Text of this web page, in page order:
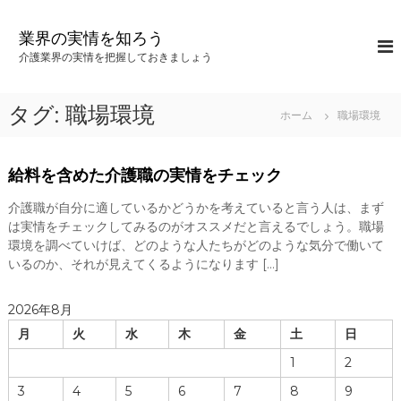
ス
プ
業界の実情を知ろう
介護業界の実情を把握しておきましょう
タグ: 職場環境 ホーム 職場環境
給料を含めた介護職の実情をチェック
介護職が自分に適しているかどうかを考えていると言う人は、まず
は実情をチェックしてみるのがオススメだと言えるでしょう。職場
環境を調べていけば、どのような人たちがどのような気分で働いて
いるのか、それが見えてくるようになります […]
2026年8月
月
火 水 木 金 土
日
1
2
3
4 5 6 7 8 9